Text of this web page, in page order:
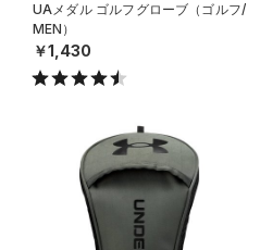
UAメダル ゴルフグローブ（ゴルフ/
MEN）
￥1,430